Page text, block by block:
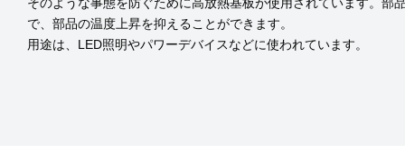
で、部品の温度上昇を抑えることができます。
用途は、LED照明やパワーデバイスなどに使われています。